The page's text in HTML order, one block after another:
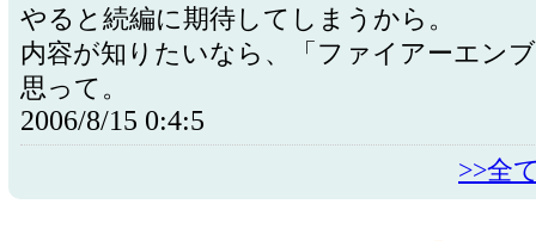
やると続編に期待してしまうから。
内容が知りたいなら、「ファイアーエン
思って。
2006/8/15 0:4:5
>>全